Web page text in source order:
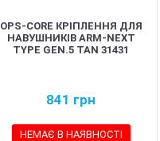
OPS-CORE КРІПЛЕННЯ ДЛЯ
НАВУШНИКІВ ARM-NEXT
TYPE GEN.5 TAN 31431
841 грн
НЕМАЄ В НАЯВНОСТІ